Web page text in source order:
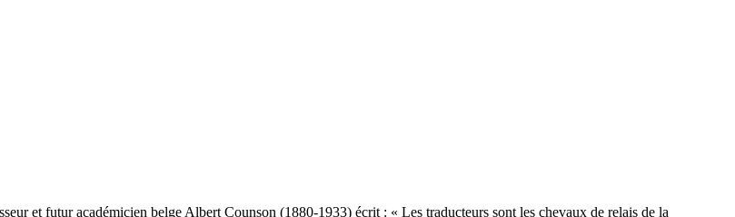
et futur académicien belge Albert Counson (1880-1933) écrit : « Les traducteurs sont les chevaux de relais de la